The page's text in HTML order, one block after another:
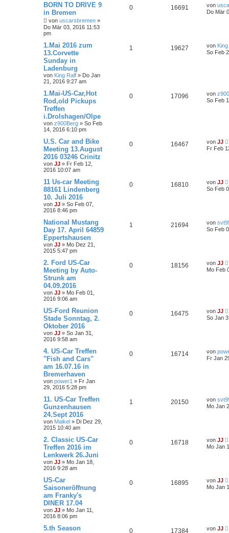
BORN TO DRIVE 9
in Bremen
von uscarsbremen »
Do Mär 03, 2016 11:53
pm
0 16691 von
Do Mär
1.Mai 2016 zum
13.Corvette
Sunday in
Ladenburg
von King Ralf » Do Jan
21, 2016 9:27 am
1 19627 von
So Feb
1.Mai-US-Car,Hot
Rod,old Pickups
Treffen
i.Drolshagen/Olpe
von z900Berg » So Feb
14, 2016 6:10 pm
0 17096 von
So Feb
U.S. Car and Bike
Meeting 13.August
2016 03246 Crinitz
von JJ » Fr Feb 12,
2016 10:07 am
0 16467 von JJ
Fr Feb
11 Us-car Meeting
88161 Lindenberg
10. Juli 2016
von JJ » So Feb 07,
2016 8:46 pm
0 16810 von JJ
So Feb
National Mustang
Day 17. April 64859
Eppertshausen
von JJ » Mo Dez 21,
2015 5:47 pm
1 21694 von
So Feb
2. Ford US-Car
Meeting by Auto-
Strunk am
04.09.2016
von JJ » Mo Feb 01,
2016 9:06 am
0 18156 von JJ
Mo Feb
US-Ford Reunion
Stade Sonntag, 2.
Oktober 2016
von JJ » So Jan 31,
2016 9:58 am
0 16475 von JJ
So Jan
4. US-Car Treffen
"Fish and Cars"
am 16.07.16 in
Bremerhaven
von power1 » Fr Jan
29, 2016 5:28 pm
0 16714 von
Fr Jan
11. US-Car Treffen
Gunzenhausen
24.Sept 2016
von Maikel » Di Dez 29,
2015 10:40 am
1 20150 von
Mo Jan
2. Classic US-Car
Treffen 2016 im
Lenkwerk 26.Juni
von JJ » Mo Jan 18,
2016 9:28 am
0 16718 von JJ
Mo Jan
US-Car
Saisoneröffnung
am Franky's
DINER 17.04
von JJ » Mo Jan 11,
2016 8:06 pm
0 16895 von JJ
Mo Jan
5.th Season
0 17384 von JJ